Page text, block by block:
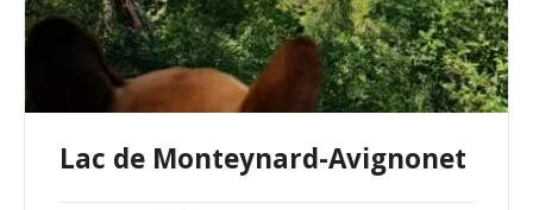
Lac de Monteynard-Avignonet